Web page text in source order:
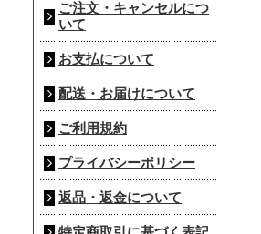
ご注文・キャンセルにつ
いて
お支払について
配送・お届けについて
ご利用規約
プライバシーポリシー
返品・返金について